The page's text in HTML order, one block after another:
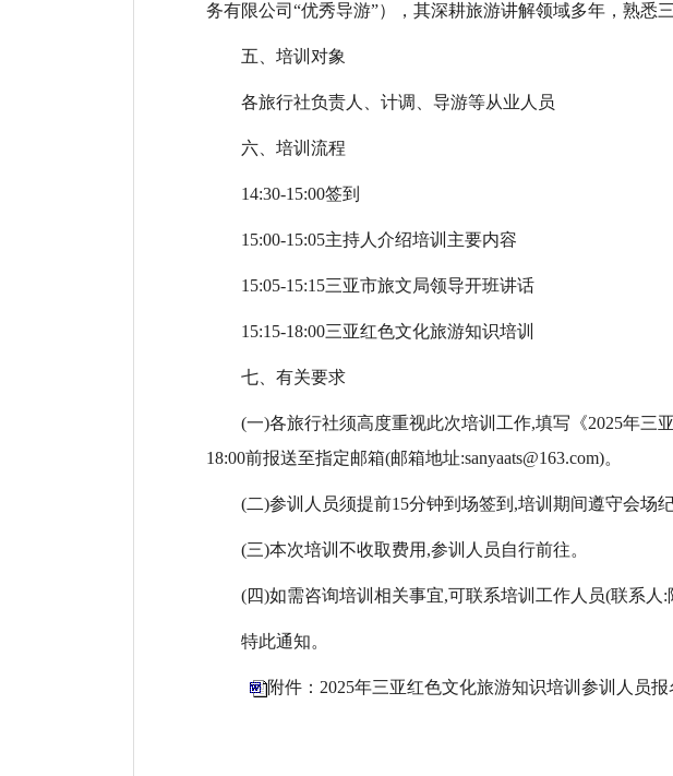
务有限公司“优秀导游”），其深耕旅游讲解领域多年，熟悉
五、培训对象
各旅行社负责人、计调、导游等从业人员
六、培训流程
14:30-15:00签到
15:00-15:05主持人介绍培训主要内容
15:05-15:15三亚市旅文局领导开班讲话
15:15-18:00三亚红色文化旅游知识培训
七、有关要求
(一)各旅行社须高度重视此次培训工作,填写《2025年三
18:00前报送至指定邮箱(邮箱地址:sanyaats@163.com)。
(二)参训人员须提前15分钟到场签到,培训期间遵守会场
(三)本次培训不收取费用,参训人员自行前往。
(四)如需咨询培训相关事宜,可联系培训工作人员(联系人:
特此通知。
附件：2025年三亚红色文化旅游知识培训参训人员报